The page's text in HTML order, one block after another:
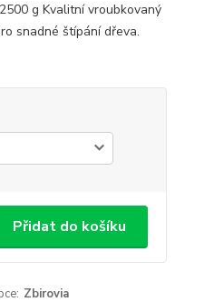
g Kvalitní vroubkovaný
snadné štípání dřeva.
Přidat do košíku
Zbirovia